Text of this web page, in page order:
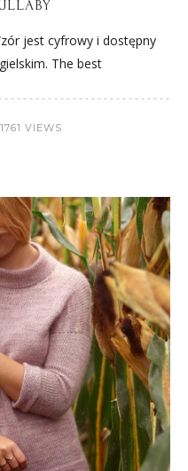
jest cyfrowy i dostępny
The best
1761 VIEWS